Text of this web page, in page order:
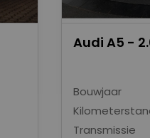
Audi A5 -
Bouwjaar
Transmissie